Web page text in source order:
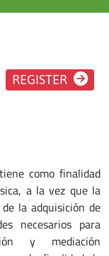
REGISTER
como finalidad
a la vez que la
la adquisición de
necesarios para
y mediación